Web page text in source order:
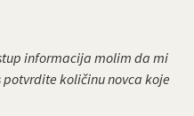
informacija molim da mi
količinu novca koje